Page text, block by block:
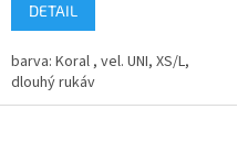
DETAIL
barva: Koral , vel. UNI, XS/L,
dlouhý rukáv